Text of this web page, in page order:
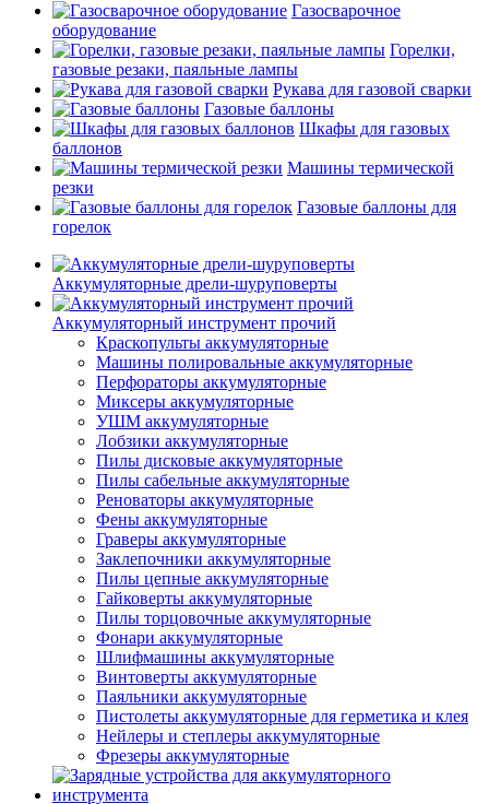
Газосварочное
оборудование
Горелки,
газовые резаки, паяльные лампы
Рукава для газовой сварки
Газовые баллоны
Шкафы для газовых
баллонов
Машины термической
резки
Газовые баллоны для
горелок
Аккумуляторные дрели-шуруповерты
Аккумуляторный инструмент прочий
Краскопульты аккумуляторные
Машины полировальные аккумуляторные
Перфораторы аккумуляторные
Миксеры аккумуляторные
УШМ аккумуляторные
Лобзики аккумуляторные
Пилы дисковые аккумуляторные
Пилы сабельные аккумуляторные
Реноваторы аккумуляторные
Фены аккумуляторные
Граверы аккумуляторные
Заклепочники аккумуляторные
Пилы цепные аккумуляторные
Гайковерты аккумуляторные
Пилы торцовочные аккумуляторные
Фонари аккумуляторные
Шлифмашины аккумуляторные
Винтоверты аккумуляторные
Паяльники аккумуляторные
Пистолеты аккумуляторные для герметика и клея
Нейлеры и степлеры аккумуляторные
Фрезеры аккумуляторные